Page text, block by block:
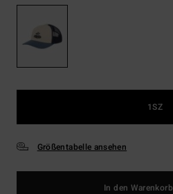
1SZ
Größentabelle ansehen
In den Warenkorb